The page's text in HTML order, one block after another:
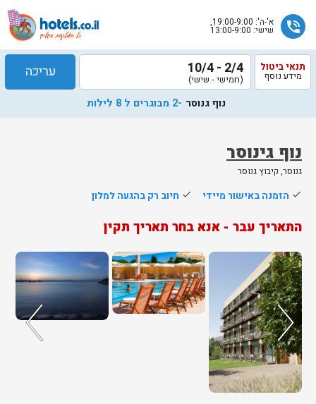
phone_in_talk א'-ה': 19:00-9:00,
שישי: 13:00-9:00
נוף גינוסר
גנוסר, קיבוץ גנוסר
תנאי ביטול
מידע נוסף 2/4 - 10/4
(חמישי - שישי) עריכה
נוף גנוסר -2 מבוגרים ל 8 לילות
done הזמנה באישור מיידי done חיוב רק בהגעה למלון
התאריך עבר - אנא בחר תאריך תקין
שלח
הוטלס
אליך
בשעות
הפעילות